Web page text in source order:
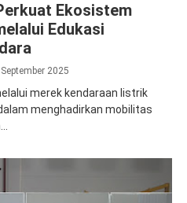
Ekosistem
Edukasi
2025
merek kendaraan listrik
menghadirkan mobilitas